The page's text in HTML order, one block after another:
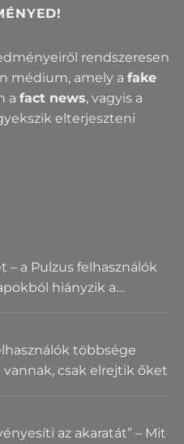
rendszeresen
médium, amely a fake
a fact news, vagyis a
elterjeszteni
– a Pulzus felhasználók
hiányzik a
többsége
csak elrejtik őket
az akaratát” – Mit